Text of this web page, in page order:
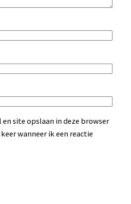
en site opslaan in deze browser
wanneer ik een reactie